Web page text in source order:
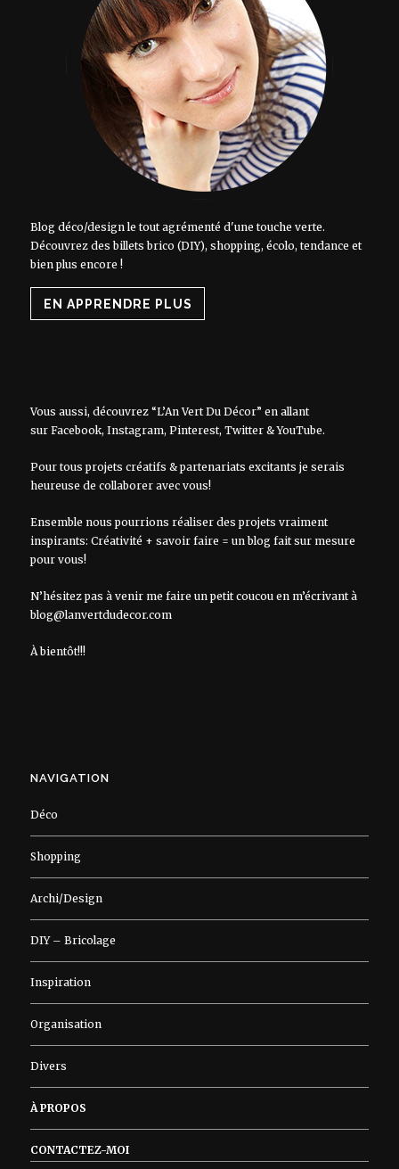
Blog déco/design le tout agrémenté d'une touche verte.
Découvrez des billets brico (DIY), shopping, écolo, tendance et
bien plus encore !
EN APPRENDRE PLUS
Vous aussi, découvrez “L’An Vert Du Décor” en allant
sur Facebook, Instagram, Pinterest, Twitter&YouTube.
Pour tous projets créatifs & partenariats excitants je serais
heureuse de collaborer avec vous!
Ensemble nous pourrions réaliser des projets vraiment
inspirants: Créativité + savoir faire = un blog fait sur mesure
pour vous!
N’hésitez pas à venir me faire un petit coucou en m’écrivant à
blog@lanvertdudecor.com
À bientôt!!!
NAVIGATION
Déco
Shopping
Archi/Design
DIY – Bricolage
Inspiration
Organisation
Divers
À PROPOS
CONTACTEZ-MOI